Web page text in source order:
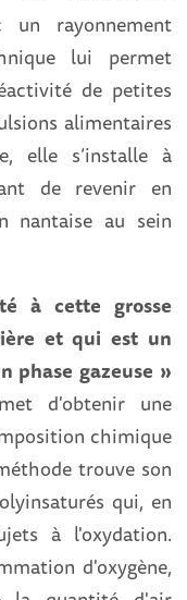
un rayonnement
lui permet
de petites
alimentaires
elle s’installe à
de revenir en
nantaise au sein
à cette grosse
et qui est un
phase gazeuse »
d'obtenir une
chimique
trouve son
qui, en
à l'oxydation.
d'oxygène,